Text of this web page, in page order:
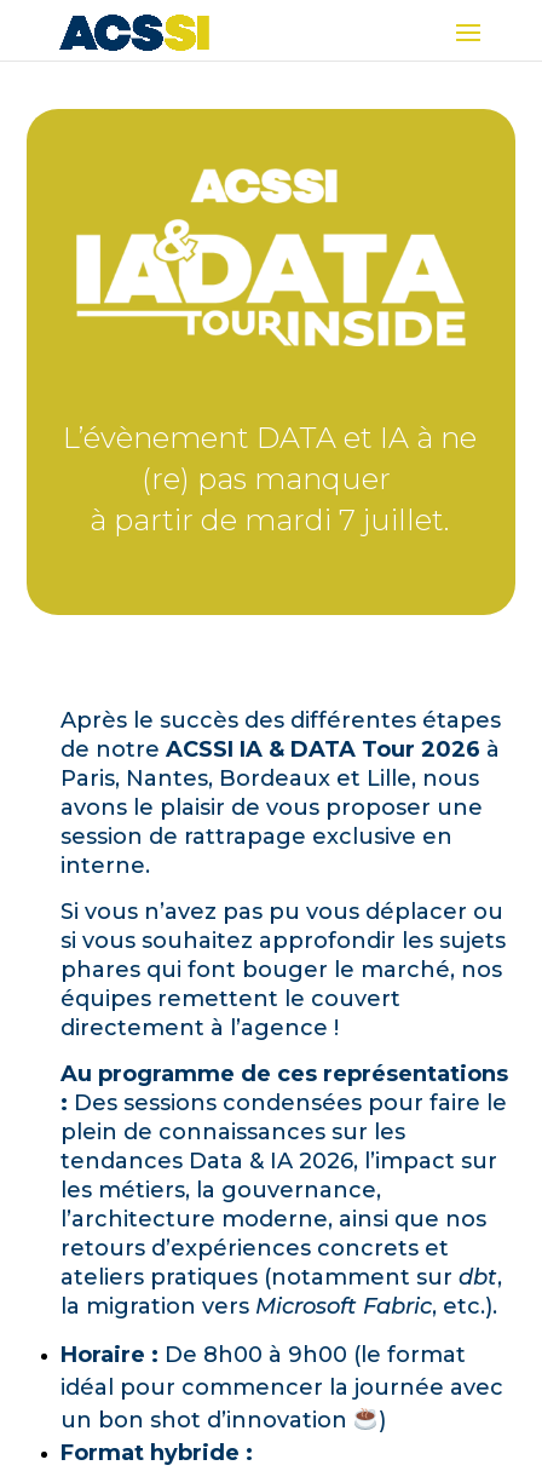
L’évènement DATA et IA à ne
(re) pas manquer
à partir de mardi 7 juillet.
Après le succès des différentes étapes
de notre ACSSI IA & DATA Tour 2026 à
Paris, Nantes, Bordeaux et Lille, nous
avons le plaisir de vous proposer une
session de rattrapage exclusive en
interne.
Si vous n’avez pas pu vous déplacer ou
si vous souhaitez approfondir les sujets
phares qui font bouger le marché, nos
équipes remettent le couvert
directement à l’agence !
Au programme de ces représentations
: Des sessions condensées pour faire le
plein de connaissances sur les
tendances Data & IA 2026, l’impact sur
les métiers, la gouvernance,
l’architecture moderne, ainsi que nos
retours d’expériences concrets et
ateliers pratiques (notamment sur dbt,
la migration vers Microsoft Fabric, etc.).
Horaire : De 8h00 à 9h00 (le format
idéal pour commencer la journée avec
un bon shot d’innovation
)
Format hybride :